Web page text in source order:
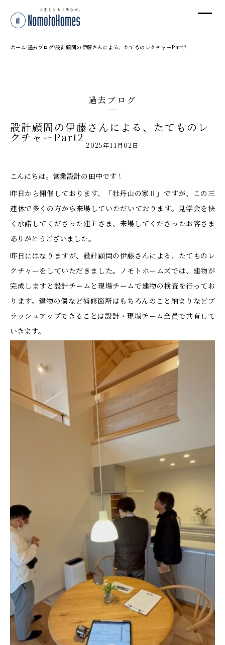
ホーム 過去ブログ 設計顧問の伊藤さんによる、たてものレクチャーPart2
過去ブログ
設計顧問の伊藤さんによる、たてものレ
クチャーPart2
2025年11月02日
こんにちは。営業設計の田中です！
昨日から開催しております、「牡丹山の家Ⅱ」ですが、この三
連休で多くの方から来場していただいております。見学会を快
く承諾してくださった建主さま、来場してくださったお客さま
ありがとうございました。
昨日にはなりますが、設計顧問の伊藤さんによる、たてものレ
クチャーをしていただきました。ノモトホームズでは、建物が
完成しますと設計チームと現場チームで建物の検査を行ってお
ります。建物の傷など補修箇所はもちろんのこと納まりなどブ
ラッシュアップできることは設計・現場チーム全員で共有して
いきます。